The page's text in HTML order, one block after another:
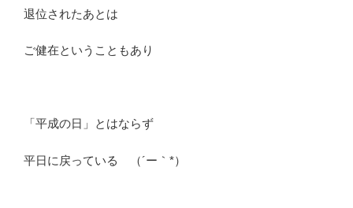
退位されたあとは
ご健在ということもあり
「平成の日」とはならず
平日に戻っている （´ー｀*）